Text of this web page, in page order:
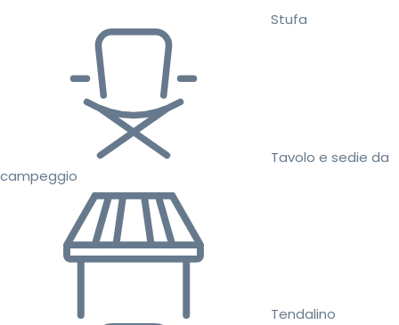
Stufa
Tavolo e sedie da
campeggio
Tendalino